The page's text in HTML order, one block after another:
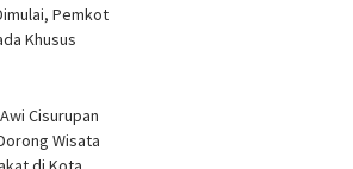
Pertamina Patra Niaga RJBB
Perkuat Rumah Maggot
Pemkot
Khusus
Cisurupan
Wisata